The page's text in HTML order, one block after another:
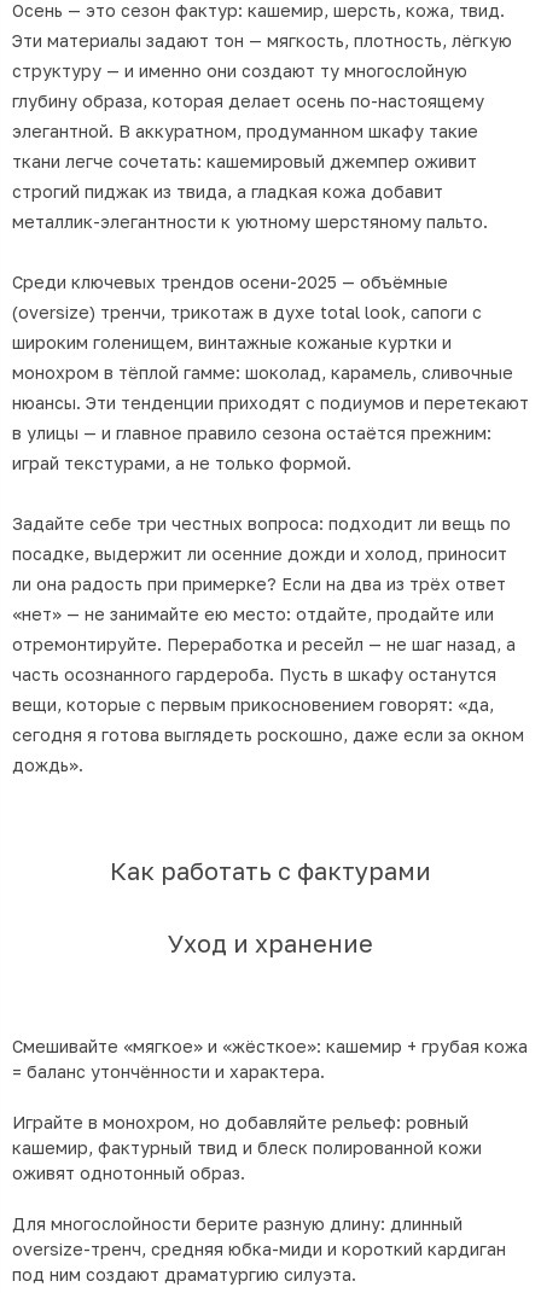
Осень — это сезон фактур: кашемир, шерсть, кожа, твид.
Эти материалы задают тон — мягкость, плотность, лёгкую
структуру — и именно они создают ту многослойную
глубину образа, которая делает осень по-настоящему
элегантной. В аккуратном, продуманном шкафу такие
ткани легче сочетать: кашемировый джемпер оживит
строгий пиджак из твида, а гладкая кожа добавит
металлик-элегантности к уютному шерстяному пальто.
Среди ключевых трендов осени-2025 — объёмные
(oversize) тренчи, трикотаж в духе total look, сапоги с
широким голенищем, винтажные кожаные куртки и
монохром в тёплой гамме: шоколад, карамель, сливочные
нюансы. Эти тенденции приходят с подиумов и перетекают
в улицы — и главное правило сезона остаётся прежним:
играй текстурами, а не только формой.
Задайте себе три честных вопроса: подходит ли вещь по
посадке, выдержит ли осенние дожди и холод, приносит
ли она радость при примерке? Если на два из трёх ответ
«нет» — не занимайте ею место: отдайте, продайте или
отремонтируйте. Переработка и ресейл — не шаг назад, а
часть осознанного гардероба. Пусть в шкафу останутся
вещи, которые с первым прикосновением говорят: «да,
сегодня я готова выглядеть роскошно, даже если за окном
дождь».
Как работать с фактурами
Уход и хранение
Смешивайте «мягкое» и «жёсткое»: кашемир + грубая кожа
= баланс утончённости и характера.
Играйте в монохром, но добавляйте рельеф: ровный
кашемир, фактурный твид и блеск полированной кожи
оживят однотонный образ.
Для многослойности берите разную длину: длинный
oversize-тренч, средняя юбка-миди и короткий кардиган
под ним создают драматургию силуэта.